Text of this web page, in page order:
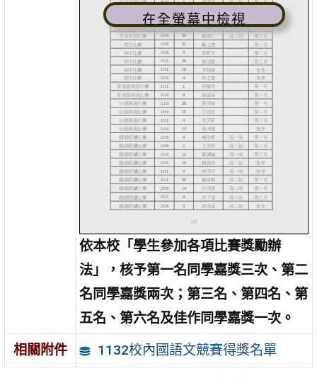
在全螢幕中檢視
依本校「學生參加各項比賽獎勵辦
法」，核予第一名同學嘉獎三次、第二
名同學嘉獎兩次；第三名、第四名、第
五名、第六名及佳作同學嘉獎一次。
相關附件
1132校內國語文競賽得獎名單